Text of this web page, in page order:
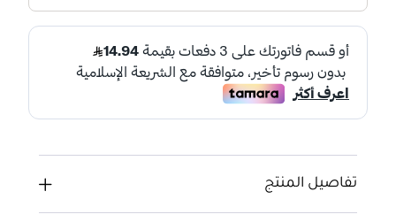
تفاصيل المنتج